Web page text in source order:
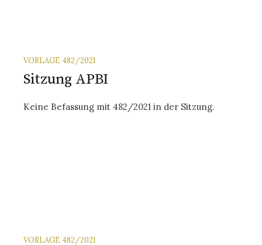
VORLAGE 482/2021
Sitzung APBI
Keine Befassung mit 482/2021 in der Sitzung.
VORLAGE 482/2021